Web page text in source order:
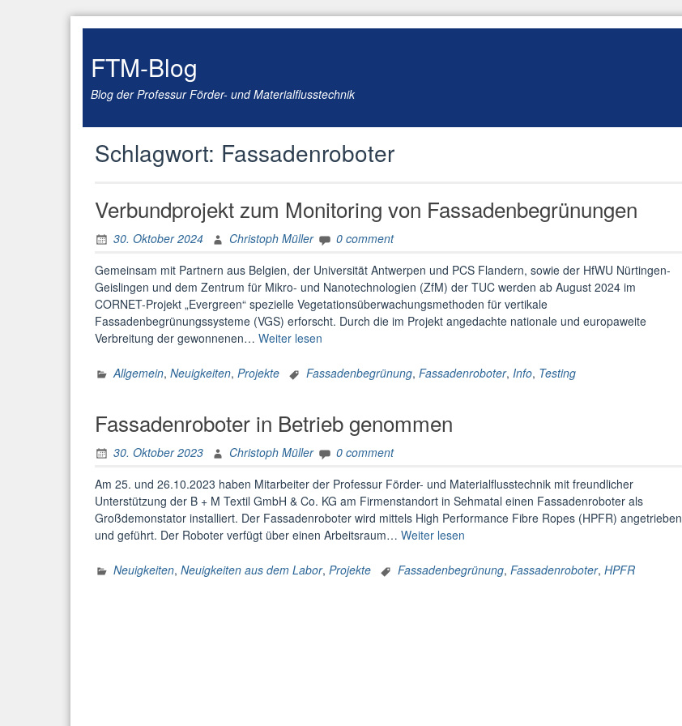
FTM-Blog
Blog der Professur Förder- und Materialflusstechnik
Schlagwort: Fassadenroboter
Verbundprojekt zum Monitoring von Fassadenbegrünungen
30. Oktober 2024 Christoph Müller
0 comment
Gemeinsam mit Partnern aus Belgien, der Universität Antwerpen und PCS Flandern, sowie der HfWU Nürtingen-
Geislingen und dem Zentrum für Mikro- und Nanotechnologien (ZfM) der TUC werden ab August 2024 im
CORNET-Projekt „Evergreen“ spezielle Vegetationsüberwachungsmethoden für vertikale
Fassadenbegrünungssysteme (VGS) erforscht. Durch die im Projekt angedachte nationale und europaweite
Verbreitung der gewonnenen… Weiter lesen
Monitoring
Allgemein, Neuigkeiten, Projekte Fassadenbegrünung, Fassadenroboter, Info, Testing
Fassadenroboter in Betrieb genommen
30. Oktober 2023 Christoph Müller
0 comment
Am 25. und 26.10.2023 haben Mitarbeiter der Professur Förder- und Materialflusstechnik mit freundlicher
Unterstützung der B + M Textil GmbH & Co. KG am Firmenstandort in Sehmatal einen Fassadenroboter als
Großdemonstator installiert. Der Fassadenroboter wird mittels High Performance Fibre Ropes (HPFR) angetrieben
und geführt. Der Roboter verfügt über einen Arbeitsraum… Weiter lesen
Betrieb
Neuigkeiten, Neuigkeiten aus dem Labor, Projekte Fassadenbegrünung, Fassadenroboter, HPFR